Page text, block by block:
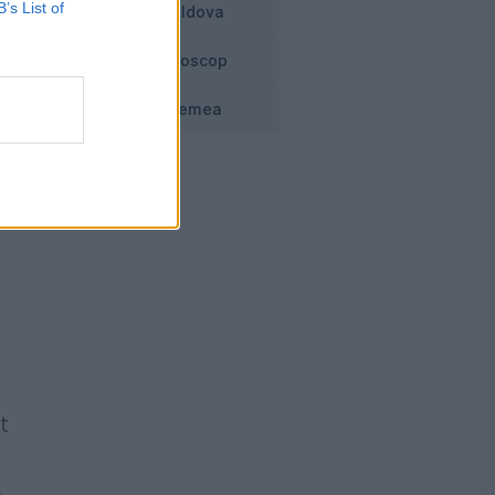
List of
Moldova
Horoscop
Vremea